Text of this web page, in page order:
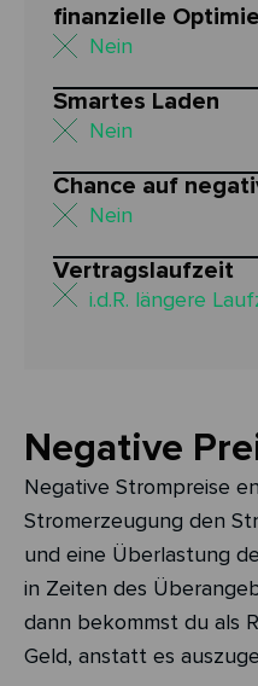
finanzielle
Nein
Smartes Laden
Nein
Chance auf
Nein
Vertragslaufzeit
i.d.R. längere
Negative
Negative Strompreise
Stromerzeugung den
und eine Überlastung
in Zeiten des
dann bekommst du als
Geld, anstatt es